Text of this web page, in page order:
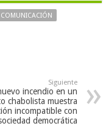
Siguiente
incendio en un
chabolista muestra
incompatible con
democrática